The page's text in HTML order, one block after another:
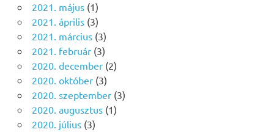
2021. május(1)
2021. április(3)
2021. március(3)
2021. február(3)
2020. december(2)
2020. október(3)
2020. szeptember(3)
2020. augusztus(1)
2020. július(3)